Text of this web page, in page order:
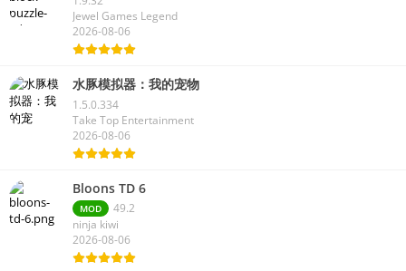
Jewel Games Legend
2026-08-06
水豚模拟器：我的宠物
1.5.0.334
Take Top Entertainment
2026-08-06
Bloons TD 6
MOD
49.2
ninja kiwi
2026-08-06